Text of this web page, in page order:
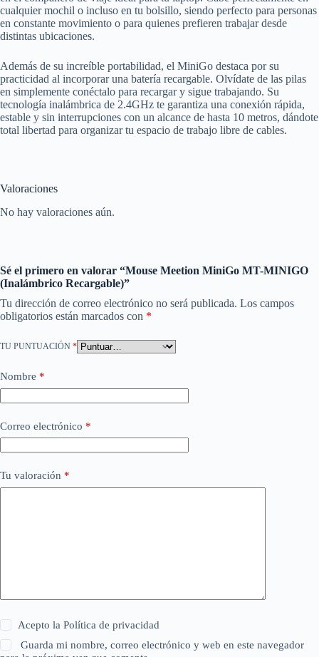
cualquier mochil o incluso en tu bolsillo, siendo perfecto para personas
en constante movimiento o para quienes prefieren trabajar desde
distintas ubicaciones.
Además de su increíble portabilidad, el MiniGo destaca por su
practicidad al incorporar una batería recargable. Olvídate de las pilas
en simplemente conéctalo para recargar y sigue trabajando. Su
tecnología inalámbrica de 2.4GHz te garantiza una conexión rápida,
estable y sin interrupciones con un alcance de hasta 10 metros, dándote
total libertad para organizar tu espacio de trabajo libre de cables.
Valoraciones
No hay valoraciones aún.
Sé el primero en valorar “Mouse Meetion MiniGo MT-MINIGO
(Inalámbrico Recargable)”
Tu dirección de correo electrónico no será publicada. Los campos
obligatorios están marcados con *
TU PUNTUACIÓN *
Nombre *
Correo electrónico *
Tu valoración *
Acepto laPolítica de privacidad
Guarda mi nombre, correo electrónico y web en este navegador